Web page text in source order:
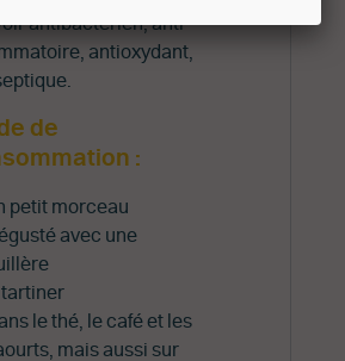
antibactérien, anti-
antioxydant,
de
:
petit morceau
avec une
tartiner
le thé, le café et les
mais aussi sur